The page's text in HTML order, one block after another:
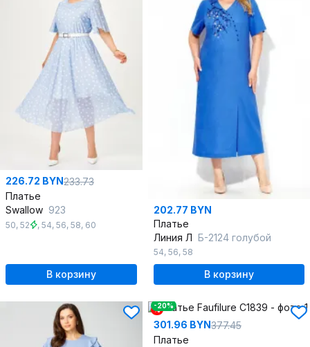
226.72 BYN233.73
Платье
Swallow 923
50, 52 , 54, 56, 58, 60
В корзину
202.77 BYN
Платье
Линия Л Б-2124 голубой
54, 56, 58
В корзину
%
-20%
301.96 BYN377.45
Платье